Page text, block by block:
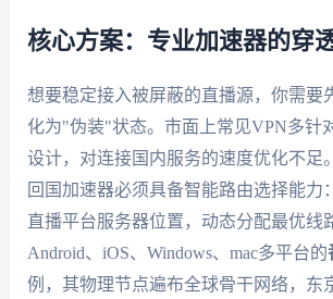
核心方案：专业加速器的穿
想要稳定接入被屏蔽的直播源，你需要
化为"伪装"状态。市面上常见VPN多针
设计，对连接国内服务的速度优化不足
回国加速器必须具备智能路由选择能力
直播平台服务器位置，动态分配最优线
Android、iOS、Windows、mac多平台的
例，其物理节点遍布全球骨干网络，东